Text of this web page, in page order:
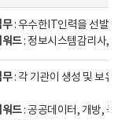
무: 우수한IT인력을 선발
드: 정보시스템감리사,
무: 각 기관이 생성 및 보
드: 공공데이터, 개방,